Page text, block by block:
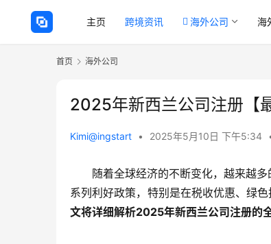
主页 跨境资讯 海外公司 海
首页 海外公司
2025年新西兰公司注册【
Kimi@ingstart • 2025年5月10日 下午5:34
随着全球经济的不断变化，越来越
系列利好政策，特别是在税收优惠、绿
文将详细解析2025年新西兰公司注册的